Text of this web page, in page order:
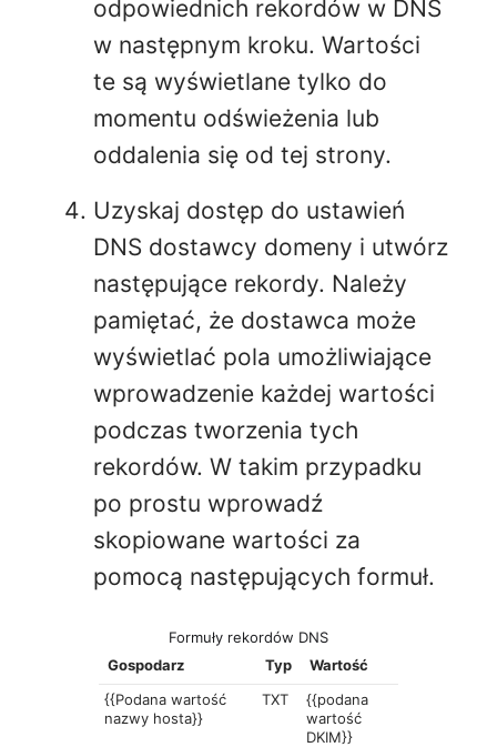
odpowiednich rekordów w DNS
w następnym kroku. Wartości
te są wyświetlane tylko do
momentu odświeżenia lub
oddalenia się od tej strony.
Uzyskaj dostęp do ustawień
DNS dostawcy domeny i utwórz
następujące rekordy. Należy
pamiętać, że dostawca może
wyświetlać pola umożliwiające
wprowadzenie każdej wartości
podczas tworzenia tych
rekordów. W takim przypadku
po prostu wprowadź
skopiowane wartości za
pomocą następujących formuł.
Formuły rekordów DNS
Gospodarz
Typ
Wartość
{{Podana wartość
nazwy hosta}}
TXT
{{podana
wartość
DKIM}}